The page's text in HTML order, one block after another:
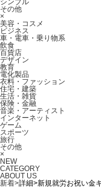
シンプル
その他
×
美容・コスメ
ビジネス
車・電車・乗り物系
飲食
百貨店
デザイン
教育
電化製品
衣料・ファッション
住宅・建築
生活・雑貨
保険・金融
音楽・アーティスト
インターネット
ゲーム
スポーツ
旅行
その他
×
NEW
CATEGORY
ABOUT US
新着>詳細>新規就労お祝い金